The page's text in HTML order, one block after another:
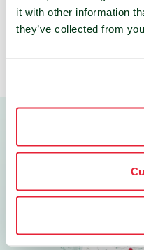
it with other information
they’ve collected from